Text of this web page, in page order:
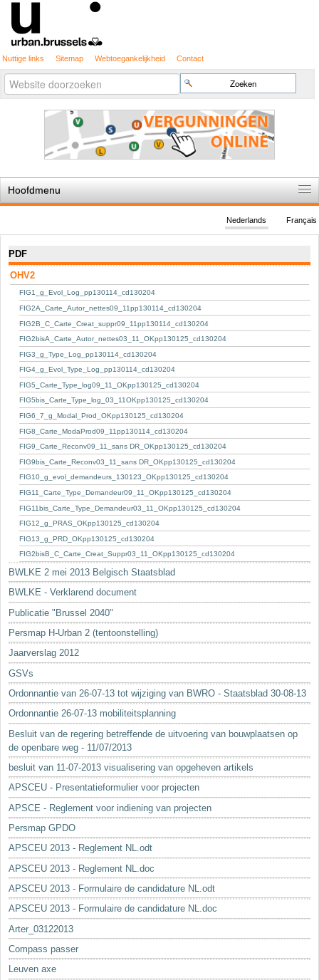
Nuttige links Sitemap Webtoegankelijkheid Contact
Zoek
Geavanceerd
zoeken...
Hoofdmenu
De spelregels
Stedenbouwkundige vergunning
Cartografie
Studies en publicaties
Sleutelwoorden
Stedenbouwkundige inlichtingen
Français
Nederlands
PDF
OHV2
FIG1_g_Evol_Log_pp130114_cd130204
FIG2A_Carte_Autor_nettes09_11pp130114_cd130204
FIG2B_C_Carte_Creat_suppr09_11pp130114_cd130204
FIG2bisA_Carte_Autor_nettes03_11_OKpp130125_cd130204
FIG3_g_Type_Log_pp130114_cd130204
FIG4_g_Evol_Type_Log_pp130114_cd130204
FIG5_Carte_Type_log09_11_OKpp130125_cd130204
FIG5bis_Carte_Type_log_03_11OKpp130125_cd130204
FIG6_7_g_Modal_Prod_OKpp130125_cd130204
FIG8_Carte_ModaProd09_11pp130114_cd130204
FIG9_Carte_Reconv09_11_sans DR_OKpp130125_cd130204
FIG9bis_Carte_Reconv03_11_sans DR_OKpp130125_cd130204
FIG10_g_evol_demandeurs_130123_OKpp130125_cd130204
FIG11_Carte_Type_Demandeur09_11_OKpp130125_cd130204
FIG11bis_Carte_Type_Demandeur03_11_OKpp130125_cd130204
FIG12_g_PRAS_OKpp130125_cd130204
FIG13_g_PRD_OKpp130125_cd130204
FIG2bisB_C_Carte_Creat_Suppr03_11_OKpp130125_cd130204
BWLKE 2 mei 2013 Belgisch Staatsblad
BWLKE - Verklarend document
Publicatie "Brussel 2040"
Persmap H-Urban 2 (tentoonstelling)
Jaarverslag 2012
GSVs
Ordonnantie van 26-07-13 tot wijziging van BWRO - Staatsblad 30-08-13
Ordonnantie 26-07-13 mobiliteitsplanning
Besluit van de regering betreffende de uitvoering van bouwplaatsen op
de openbare weg - 11/07/2013
besluit van 11-07-2013 visualisering van opgeheven artikels
APSCEU - Presentatieformulier voor projecten
APSCE - Reglement voor indiening van projecten
Persmap GPDO
APSCEU 2013 - Reglement NL.odt
APSCEU 2013 - Reglement NL.doc
APSCEU 2013 - Formulaire de candidature NL.odt
APSCEU 2013 - Formulaire de candidature NL.doc
Arter_03122013
Compass passer
Leuven axe